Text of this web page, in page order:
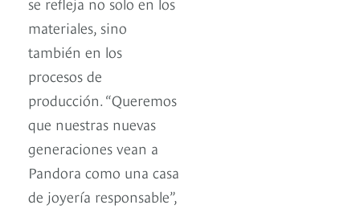
materiales, sino
también en los
procesos de
producción. “Queremos
que nuestras nuevas
generaciones vean a
Pandora como una casa
de joyería responsable”,